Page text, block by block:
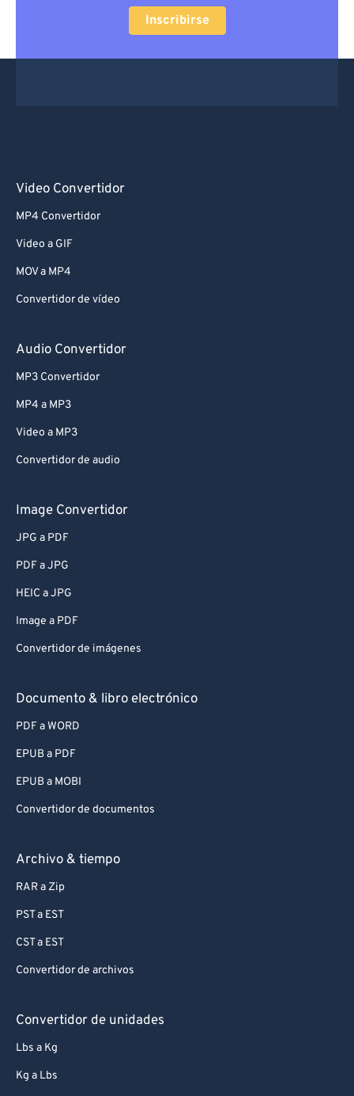
Inscribirse
Video Convertidor
MP4 Convertidor
Video a GIF
MOV a MP4
Convertidor de vídeo
Audio Convertidor
MP3 Convertidor
MP4 a MP3
Video a MP3
Convertidor de audio
Image Convertidor
JPG a PDF
PDF a JPG
HEIC a JPG
Image a PDF
Convertidor de imágenes
Documento & libro electrónico
PDF a WORD
EPUB a PDF
EPUB a MOBI
Convertidor de documentos
Archivo & tiempo
RAR a Zip
PST a EST
CST a EST
Convertidor de archivos
Convertidor de unidades
Lbs a Kg
Kg a Lbs